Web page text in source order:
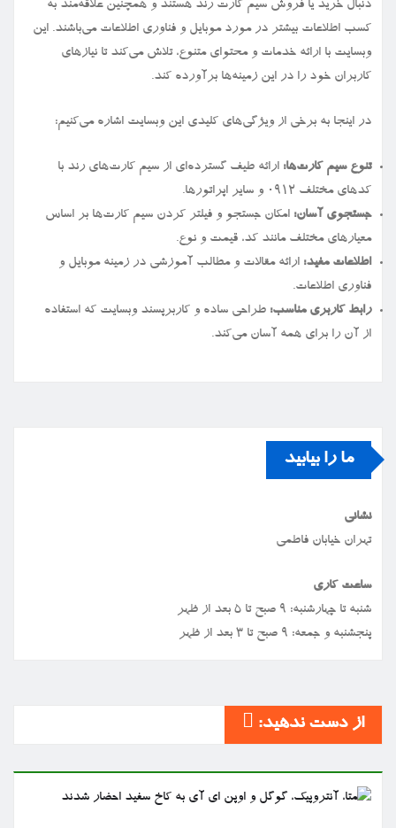
دنبال خرید یا فروش سیم کارت رند هستند و همچنین علاقه‌مند به
کسب اطلاعات بیشتر در مورد موبایل و فناوری اطلاعات می‌باشند. این
وبسایت با ارائه خدمات و محتوای متنوع، تلاش می‌کند تا نیازهای
کاربران خود را در این زمینه‌ها برآورده کند.
در اینجا به برخی از ویژگی‌های کلیدی این وبسایت اشاره می‌کنیم:
تنوع سیم کارت‌ها: ارائه طیف گسترده‌ای از سیم کارت‌های رند با
کدهای مختلف ۰۹۱۲ و سایر اپراتورها.
جستجوی آسان: امکان جستجو و فیلتر کردن سیم کارت‌ها بر اساس
معیارهای مختلف مانند کد، قیمت و نوع.
اطلاعات مفید: ارائه مقالات و مطالب آموزشی در زمینه موبایل و
فناوری اطلاعات.
رابط کاربری مناسب: طراحی ساده و کاربرپسند وبسایت که استفاده
از آن را برای همه آسان می‌کند.
ما را بیابید
نشانی
تهران خیابان فاطمی
ساعت کاری
شنبه تا چهارشنبه: ۹ صبح تا ۵ بعد از ظهر
پنجشنبه و جمعه: ۹ صبح تا ۳ بعد از ظهر
از دست ندهید: